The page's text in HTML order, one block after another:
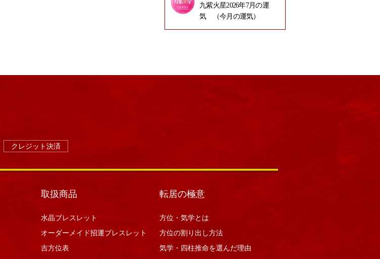
九紫火星2026年7月の運
気 （今月の運気）
クレジット決済
取扱商品
水晶ブレスレット
オーダーメイド招運ブレスレット
吉方位表
転居の極意
方位・気学とは
方位の割り出し方法
気学・四柱推命を選んだ理由